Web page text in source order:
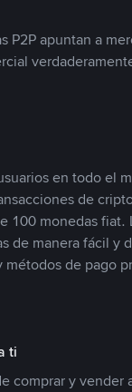
P2P apuntan a
en todo el
de
100 monedas fiat.
de manera fácil y
métodos de pago
ti
comprar y vender